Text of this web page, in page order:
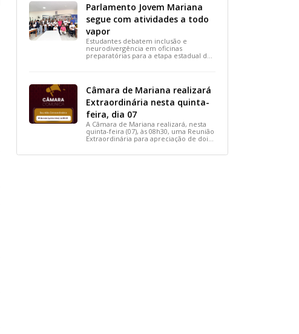
cidade.
Parlamento Jovem Mariana
segue com atividades a todo
vapor
Estudantes debatem inclusão e
neurodivergência em oficinas
preparatórias para a etapa estadual de
2026.
Câmara de Mariana realizará
Extraordinária nesta quinta-
feira, dia 07
A Câmara de Mariana realizará, nesta
quinta-feira (07), às 08h30, uma Reunião
Extraordinária para apreciação de dois
importantes projetos de interesse do
município.